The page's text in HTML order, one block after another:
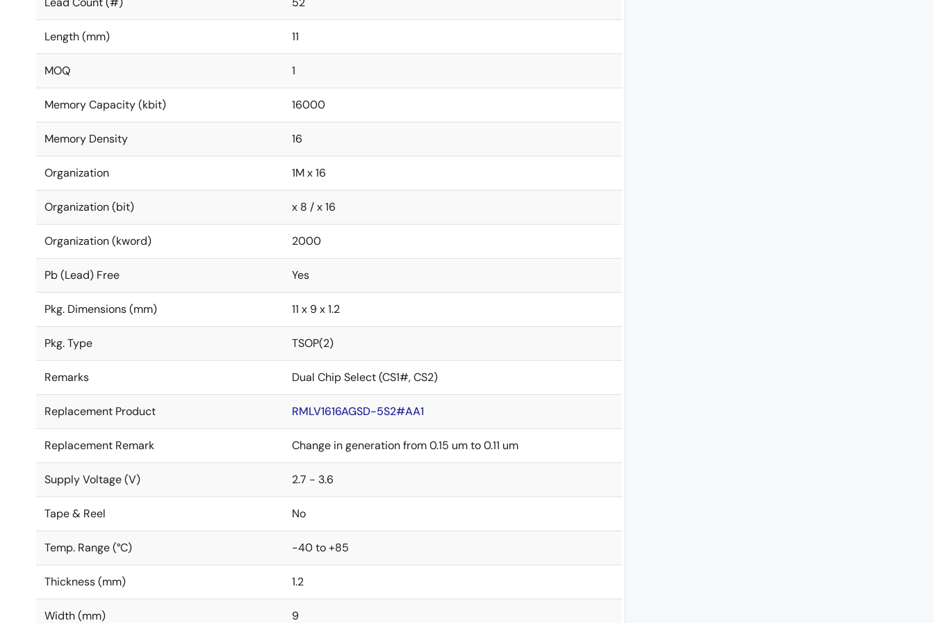
Length (mm) 11
MOQ 1
Memory Capacity (kbit) 16000
Memory Density 16
Organization 1M x 16
Organization (bit) x 8 / x 16
Organization (kword) 2000
Pb (Lead) Free Yes
Pkg. Dimensions (mm) 11 x 9 x 1.2
Pkg. Type TSOP(2)
Remarks Dual Chip Select (CS1#, CS2)
Replacement Product RMLV1616AGSD-5S2#AA1
Replacement Remark Change in generation from 0.15 um to 0.11 um
Supply Voltage (V) 2.7 - 3.6
Tape & Reel No
Temp. Range (°C) -40 to +85
Thickness (mm) 1.2
Width (mm) 9